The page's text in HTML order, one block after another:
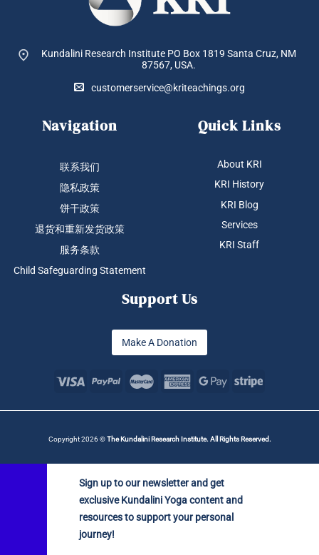
Kundalini Research Institute PO Box 1819 Santa Cruz, NM
87567, USA.
customerservice@kriteachings.org
Navigation
联系我们
隐私政策
饼干政策
退货和重新发货政策
服务条款
Child Safeguarding Statement
Quick Links
About KRI
KRI History
KRI Blog
Services
KRI Staff
Support Us
Make A Donation
Copyright 2026 ©The Kundalini Research Institute. All Rights Reserved.
Sign up to our newsletter and get
exclusive Kundalini Yoga content and
resources to support your personal
journey!